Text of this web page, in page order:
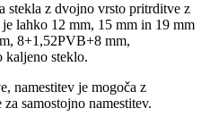
stekla z dvojno vrsto pritrditve z
lahko 12 mm, 15 mm in 19 mm
8+1,52PVB+8 mm,
kaljeno steklo.
namestitev je mogoča z
samostojno namestitev.